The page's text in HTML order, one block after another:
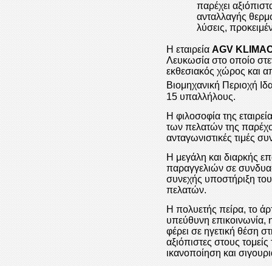
παρέχει
ανταλλαγής
λύσεις,
Η εταιρεία AGV
Λευκωσία στο οποίο
εκθεσιακός χώρος και
Βιομηχανική Περιοχή
15 υπαλλήλους.
Η φιλοσοφία της
των πελατών της
ανταγωνιστικές τιμές
Η μεγάλη και διαρκής
παραγγελιών σε
συνεχής υποστήριξη
πελατών.
Η πολυετής πείρα, το
υπεύθυνη επικοινωνία,
φέρει σε ηγετική θέση
αξιόπιστες στους
ικανοποίηση και